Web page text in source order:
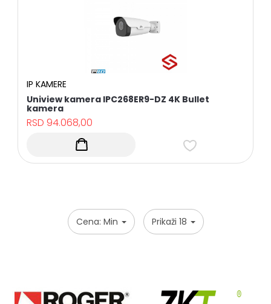
IP KAMERE
Uniview kamera IPC268ER9-DZ 4K Bullet
kamera
RSD94.068,00
Cena: Min Prikaži 18